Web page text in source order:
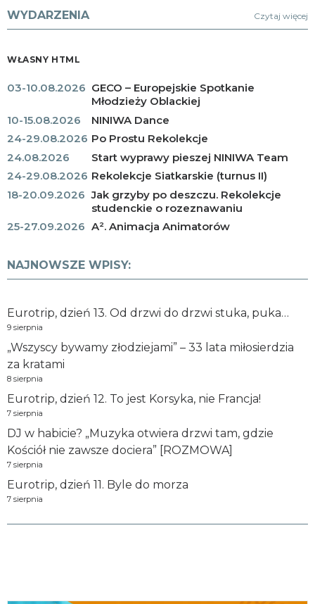
WYDARZENIA Czytaj więcej
WŁASNY HTML
03-10.08.2026 GECO – Europejskie Spotkanie
Młodzieży Oblackiej
10-15.08.2026
NINIWA Dance
24-29.08.2026 Po Prostu Rekolekcje
24.08.2026
Start wyprawy pieszej NINIWA Team
24-29.08.2026 Rekolekcje Siatkarskie (turnus II)
18-20.09.2026 Jak grzyby po deszczu. Rekolekcje
studenckie o rozeznawaniu
25-27.09.2026 A². Animacja Animatorów
NAJNOWSZE WPISY:
Eurotrip, dzień 13. Od drzwi do drzwi stuka, puka…
9 sierpnia
„Wszyscy bywamy złodziejami” – 33 lata miłosierdzia
za kratami
8 sierpnia
Eurotrip, dzień 12. To jest Korsyka, nie Francja!
7 sierpnia
DJ w habicie? „Muzyka otwiera drzwi tam, gdzie
Kościół nie zawsze dociera” [ROZMOWA]
7 sierpnia
Eurotrip, dzień 11. Byle do morza
7 sierpnia